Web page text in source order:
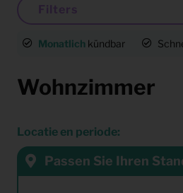
Filters
Monatlich kündbar
Wohnzimmer
Locatie en periode:
Passen Sie Ihren